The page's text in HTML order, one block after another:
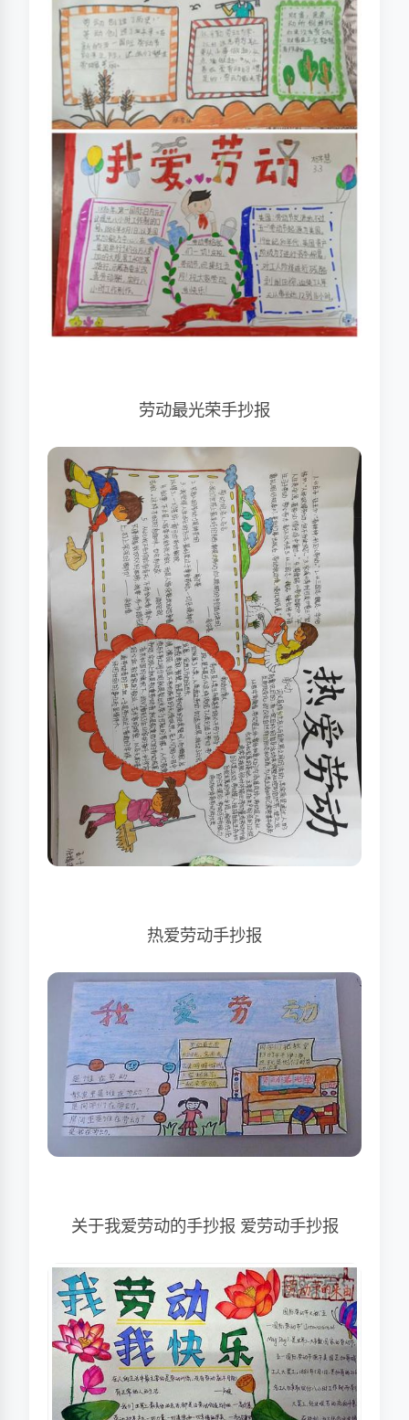
劳动最光荣手抄报
热爱劳动手抄报
关于我爱劳动的手抄报 爱劳动手抄报